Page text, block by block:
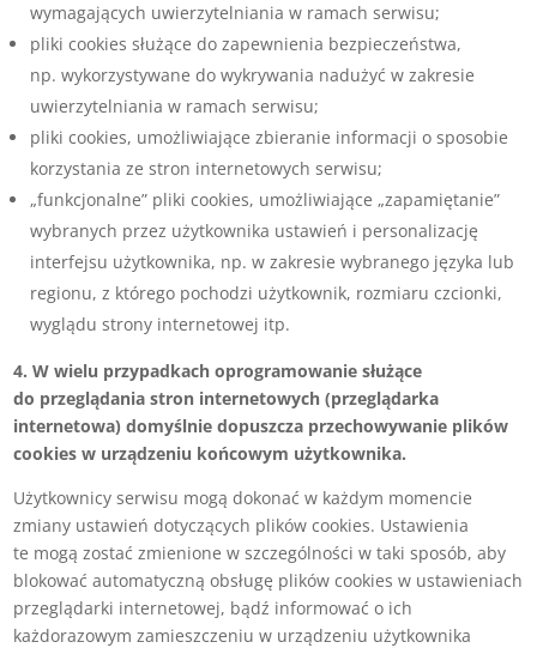
wymagających uwierzytelniania w ramach serwisu;
pliki cookies służące do zapewnienia bezpieczeństwa,
np. wykorzystywane do wykrywania nadużyć w zakresie
uwierzytelniania w ramach serwisu;
pliki cookies, umożliwiające zbieranie informacji o sposobie
korzystania ze stron internetowych serwisu;
„funkcjonalne” pliki cookies, umożliwiające „zapamiętanie”
wybranych przez użytkownika ustawień i personalizację
interfejsu użytkownika, np. w zakresie wybranego języka lub
regionu, z którego pochodzi użytkownik, rozmiaru czcionki,
wyglądu strony internetowej itp.
4. W wielu przypadkach oprogramowanie służące
do przeglądania stron internetowych (przeglądarka
internetowa) domyślnie dopuszcza przechowywanie plików
cookies w urządzeniu końcowym użytkownika.
Użytkownicy serwisu mogą dokonać w każdym momencie
zmiany ustawień dotyczących plików cookies. Ustawienia
te mogą zostać zmienione w szczególności w taki sposób, aby
blokować automatyczną obsługę plików cookies w ustawieniach
przeglądarki internetowej, bądź informować o ich
każdorazowym zamieszczeniu w urządzeniu użytkownika